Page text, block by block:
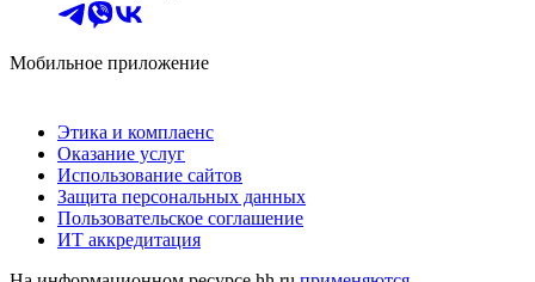
Мобильное приложение
Этика и комплаенс
Оказание услуг
Использование сайтов
Защита персональных данных
Пользовательское соглашение
ИТ аккредитация